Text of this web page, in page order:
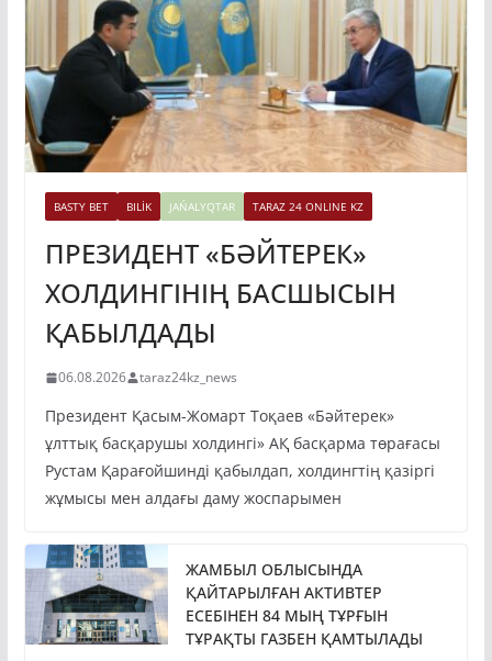
BASTY BET BILİK JAŃALYQTAR TARAZ 24 ONLINE KZ
ПРЕЗИДЕНТ «БӘЙТЕРЕК»
ХОЛДИНГІНІҢ БАСШЫСЫН
ҚАБЫЛДАДЫ
06.08.2026 taraz24kz_news
Президент Қасым-Жомарт Тоқаев «Бәйтерек»
ұлттық басқарушы холдингі» АҚ басқарма төрағасы
Рустам Қарағойшинді қабылдап, холдингтің қазіргі
жұмысы мен алдағы даму жоспарымен
ЖАМБЫЛ ОБЛЫСЫНДА
ҚАЙТАРЫЛҒАН АКТИВТЕР
ЕСЕБІНЕН 84 МЫҢ ТҰРҒЫН
ТҰРАҚТЫ ГАЗБЕН ҚАМТЫЛАДЫ